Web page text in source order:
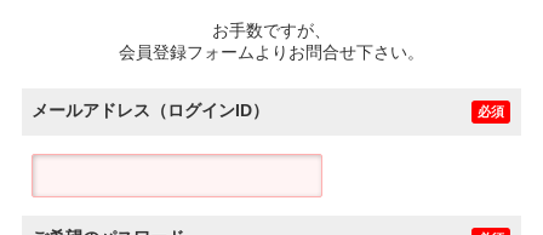
お手数ですが、
会員登録フォームよりお問合せ下さい。
メールアドレス（ログインID） 必須